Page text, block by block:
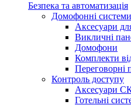
Безпека та автоматизація
Домофонні системи
Аксесуари
Викличні
Домофони
Комплекти
Переговорні
Контроль доступу
Аксесуари
Готельні